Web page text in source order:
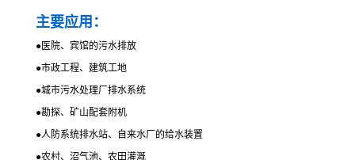
主要应用：
●医院、宾馆的污水排放
●市政工程、建筑工地
●城市污水处理厂排水系统
●勘探、矿山配套附机
●人防系统排水站、自来水厂的给水装置
●农村、沼气池、农田灌溉